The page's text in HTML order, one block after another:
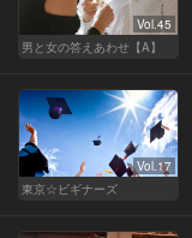
Vol.45
男と女の答えあわせ【A】
Vol.17
東京☆ビギナーズ